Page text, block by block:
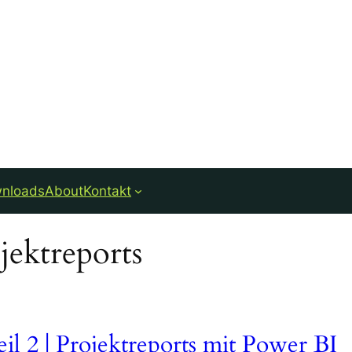
AboutKontakt
2 | Projektreports mit Power BI